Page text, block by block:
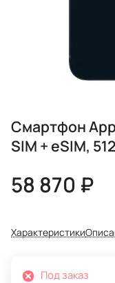
Смартфон
SIM + eSIM,
58 870 ₽
Характеристики
Под заказ